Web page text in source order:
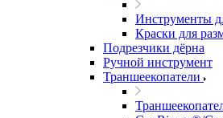
Инструменты
Краски для
Подрезчики дёрна
Ручной инструмент
Траншеекопатели